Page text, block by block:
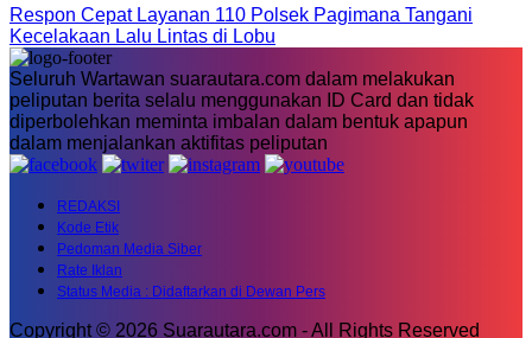
Respon Cepat Layanan 110 Polsek Pagimana Tangani
Kecelakaan Lalu Lintas di Lobu
Seluruh Wartawan suarautara.com dalam melakukan
peliputan berita selalu menggunakan ID Card dan tidak
diperbolehkan meminta imbalan dalam bentuk apapun
dalam menjalankan aktifitas peliputan
REDAKSI
Kode Etik
Pedoman Media Siber
Rate Iklan
Status Media : Didaftarkan di Dewan Pers
Copyright © 2026 Suarautara.com - All Rights Reserved